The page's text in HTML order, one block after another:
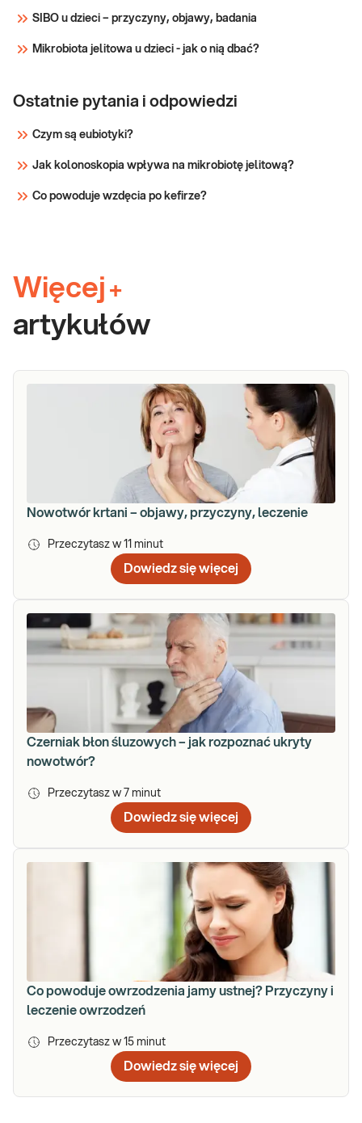
wykazując obecność wysokoonkogenn
Sprawdź
SIBO u dzieci – przyczyny, objawy, badania
Mikrobiota jelitowa u dzieci - jak o nią dbać?
Ostatnie pytania i odpowiedzi
Czym są eubiotyki?
Jak kolonoskopia wpływa na mikrobiotę jelitową?
Co powoduje wzdęcia po kefirze?
Więcej +
artykułów
Nowotwór krtani – objawy, przyczyny, leczenie
Przeczytasz w 11 minut
Dowiedz się więcej
Czerniak błon śluzowych – jak rozpoznać ukryty
nowotwór?
Przeczytasz w 7 minut
Dowiedz się więcej
Co powoduje owrzodzenia jamy ustnej? Przyczyny i
leczenie owrzodzeń
Przeczytasz w 15 minut
Dowiedz się więcej